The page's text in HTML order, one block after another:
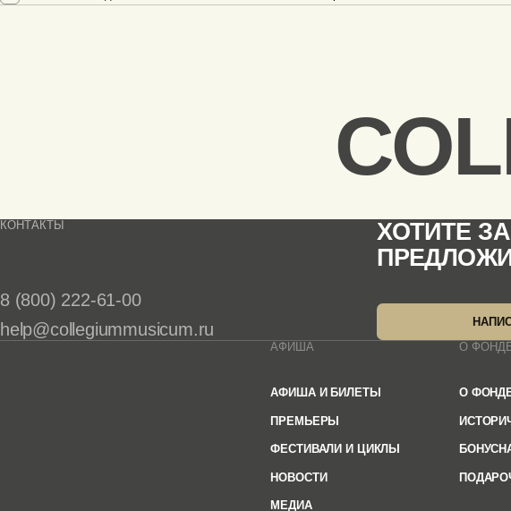
КОНТАКТЫ
8 (800) 222-61-00
help@collegiummusicum.ru
ХОТИТЕ
АФИША
АФИША И БИЛЕТЫ
ПРЕМЬЕРЫ
ФЕСТИВАЛИ И ЦИКЛЫ
НОВОСТИ
МЕДИА
О
О